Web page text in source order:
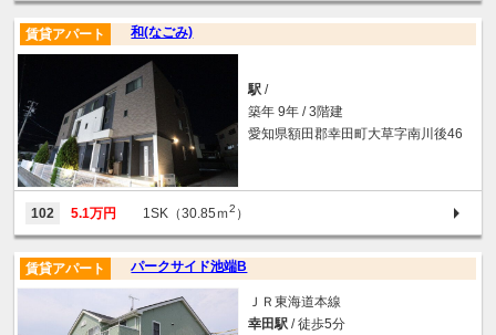
和(なごみ)
賃貸アパート
駅 /
築年 9年 / 3階建
愛知県額田郡幸田町大草字南川後46
102 5.1万円 1SK（30.85ｍ2 ）
パークサイド池端B
賃貸アパート
ＪＲ東海道本線
幸田駅 / 徒歩5分